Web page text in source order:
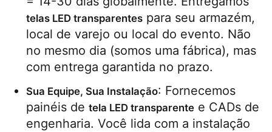
telas LED transparentes para seu armazém,
local de varejo ou local do evento. Não
no mesmo dia (somos uma fábrica), mas
com entrega garantida no prazo.
Sua Equipe, Sua Instalação: Fornecemos
painéis de tela LED transparente e CADs de
engenharia. Você lida com a instalação